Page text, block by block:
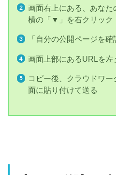
画面右上にある、あな
横の「▼」を右クリック
「自分の公開ページを
画面上部にあるURLを
コピー後、クラウドワ
面に貼り付けて送る